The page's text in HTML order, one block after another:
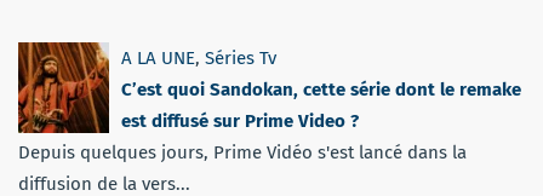
A LA UNE, Séries Tv
C’est quoi Sandokan, cette série dont le remake
est diffusé sur Prime Video ?
Depuis quelques jours, Prime Vidéo s'est lancé dans la
diffusion de la vers...